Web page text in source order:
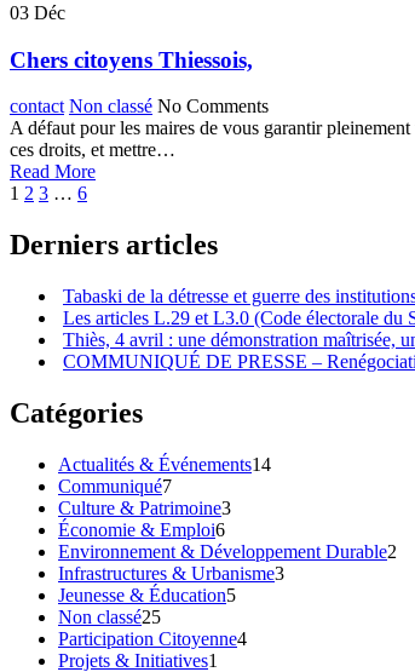
03 Déc
Chers citoyens Thiessois,
contact Non classé No Comments
A défaut pour les maires de vous garantir
ces droits, et mettre…
Read More
1 2 3 … 6
Derniers articles
Tabaski de la détresse et guerre des
Les articles L.29 et L3.0 (Code électorale du
‎Thiès, 4 avril : une démonstration maîtrisée,
COMMUNIQUÉ DE PRESSE –
Catégories
Actualités & Événements14
Communiqué7
Culture & Patrimoine3
Économie & Emploi6
Environnement & Développement Durable2
Infrastructures & Urbanisme3
Jeunesse & Éducation5
Non classé25
Participation Citoyenne4
Projets & Initiatives1